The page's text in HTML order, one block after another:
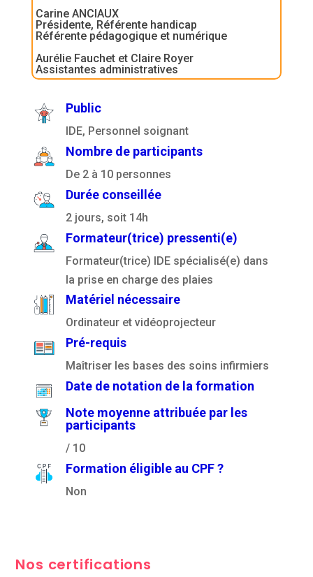
Carine ANCIAUX
Présidente, Référente handicap
Référente pédagogique et numérique
Aurélie Fauchet et Claire Royer
Assistantes administratives
Public
IDE, Personnel soignant
Nombre de participants
De 2 à 10 personnes
Durée conseillée
2 jours, soit 14h
Formateur(trice) pressenti(e)
Formateur(trice) IDE spécialisé(e) dans
la prise en charge des plaies
Matériel nécessaire
Ordinateur et vidéoprojecteur
Pré-requis
Maîtriser les bases des soins infirmiers
Date de notation de la formation
Note moyenne attribuée par les
participants
/ 10
Formation éligible au CPF ?
Non
Nos certifications